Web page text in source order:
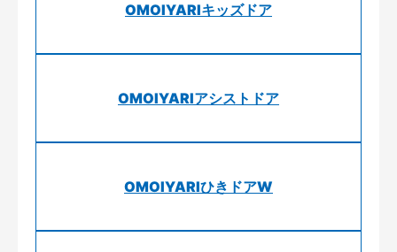
OMOIYARIキッズドア
OMOIYARIアシストドア
OMOIYARIひきドアW